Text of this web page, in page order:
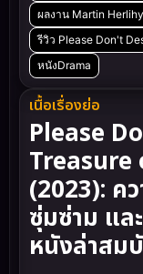
ผลงาน Martin Herlihy
รีวิว Please Don't
หนังDrama
เนื้อเรื่องย่อ
Please
(2023): ค
ซุ่มซ่าม แล
หนังล่าสม